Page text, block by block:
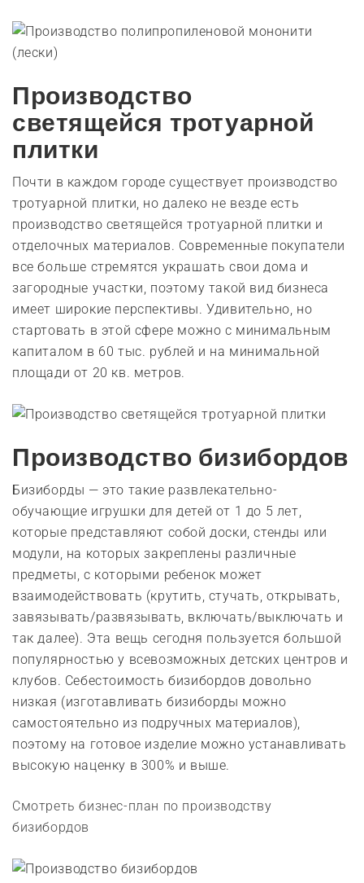
Производство
светящейся тротуарной
плитки
Почти в каждом городе существует производство
тротуарной плитки, но далеко не везде есть
производство светящейся тротуарной плитки и
отделочных материалов. Современные покупатели
все больше стремятся украшать свои дома и
загородные участки, поэтому такой вид бизнеса
имеет широкие перспективы. Удивительно, но
стартовать в этой сфере можно с минимальным
капиталом в 60 тыс. рублей и на минимальной
площади от 20 кв. метров.
Производство бизибордов
Бизиборды — это такие развлекательно-
обучающие игрушки для детей от 1 до 5 лет,
которые представляют собой доски, стенды или
модули, на которых закреплены различные
предметы, с которыми ребенок может
взаимодействовать (крутить, стучать, открывать,
завязывать/развязывать, включать/выключать и
так далее). Эта вещь сегодня пользуется большой
популярностью у всевозможных детских центров и
клубов. Себестоимость бизибордов довольно
низкая (изготавливать бизиборды можно
самостоятельно из подручных материалов),
поэтому на готовое изделие можно устанавливать
высокую наценку в 300% и выше.
Смотреть бизнес-план по производству
бизибордов